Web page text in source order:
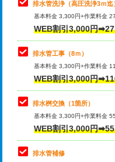
え）
マス交換（土の掘削・埋
マス交換（深さ50㎝未満）
マス交換（深さ50㎝以上
コンクリート斫り（厚さ10
コンクリート斫り（厚さ
モルタル補修（厚さ10㎝ま
止水・漏水調査・防水処
理・調整・分解・加工な
その他部品の脱着
交換・取付（タンク）
交換・取付(単水栓（壁付
式）)
交換・取付(混合水栓（壁
式・ワンホール）)
排水管洗浄（高圧洗浄3ｍ迄
基本料金 3,300円+作業料金
WEB割引3,000円
排水管工事（8ｍ）
基本料金 3,300円+作業料金
WEB割引3,000円
排水桝交換（1箇所）
基本料金 3,300円+作業料金
WEB割引3,000円
排水管補修